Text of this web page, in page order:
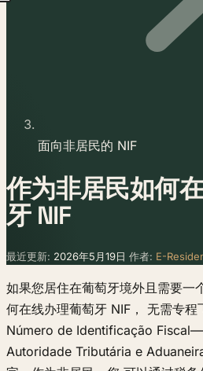
面向非居民的 NIF
作为非居民如何
牙 NIF
最近更新: 2026年5月19日 作者: E-
如果您居住在葡萄牙境外且需要一
何在线办理葡萄牙 NIF， 无需专
Número de Identificação
Autoridade Tributária e